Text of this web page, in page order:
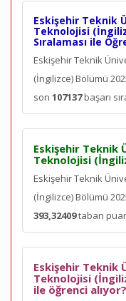
Eskişehir Teknik
Teknolojisi
Sıralaması ile
Eskişehir Teknik
(İngilizce) Bölümü
son 107137başarı
Eskişehir Teknik
Teknolojisi
Eskişehir Teknik
(İngilizce) Bölümü
393,32409taban
Eskişehir Teknik
Teknolojisi
ile öğrenci alıyor?